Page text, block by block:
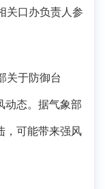
关口办负责人参
于防御台
动态。据气象部
，可能带来强风